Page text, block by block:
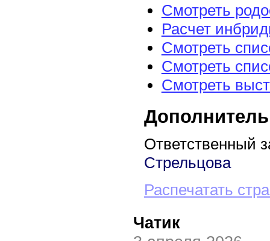
Смотреть
Расчет
Смотреть
Смотреть
Смотреть
Ответственный
Стрельцова
Распечатать
Чатик